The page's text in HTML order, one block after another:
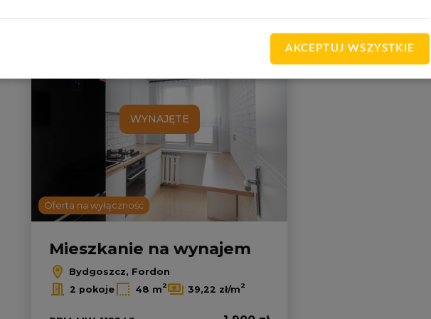
AKCEPTUJ WSZYSTKIE
Oferta na wyłączność
WYNAJĘTE
Dodaj do ulubionych
Mieszkanie na wynajem
Bydgoszcz, Fordon
2 pokoje 48 m2 39,22 zł/m2